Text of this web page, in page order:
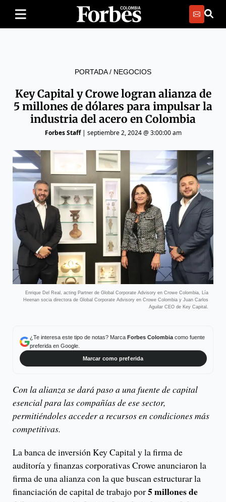
PORTADA/ NEGOCIOS
Key Capital y Crowe logran alianza de
5 millones de dólares para impulsar la
industria del acero en Colombia
Forbes Staff| septiembre 2, 2024 @ 3:00:00 am
Enrique Del Real, acting Partner de Global Corporate Advisory en Crowe Colombia, Lía
Heenan socia directora de Global Corporate Advisory en Crowe Colombia y Juan Carlos
Aguilar CEO de Key Capital.
¿Te interesa este tipo de notas? Marca Forbes Colombiacomo fuente
preferida en Google.
Marcar como preferida
Con la alianza se dará paso a una fuente de capital
esencial para las compañías de ese sector,
permitiéndoles acceder a recursos en condiciones más
competitivas.
La banca de inversión Key Capital y la firma de
auditoría y finanzas corporativas Crowe anunciaron la
firma de una alianza con la que buscan estructurar la
financiación de capital de trabajo por5 millones de